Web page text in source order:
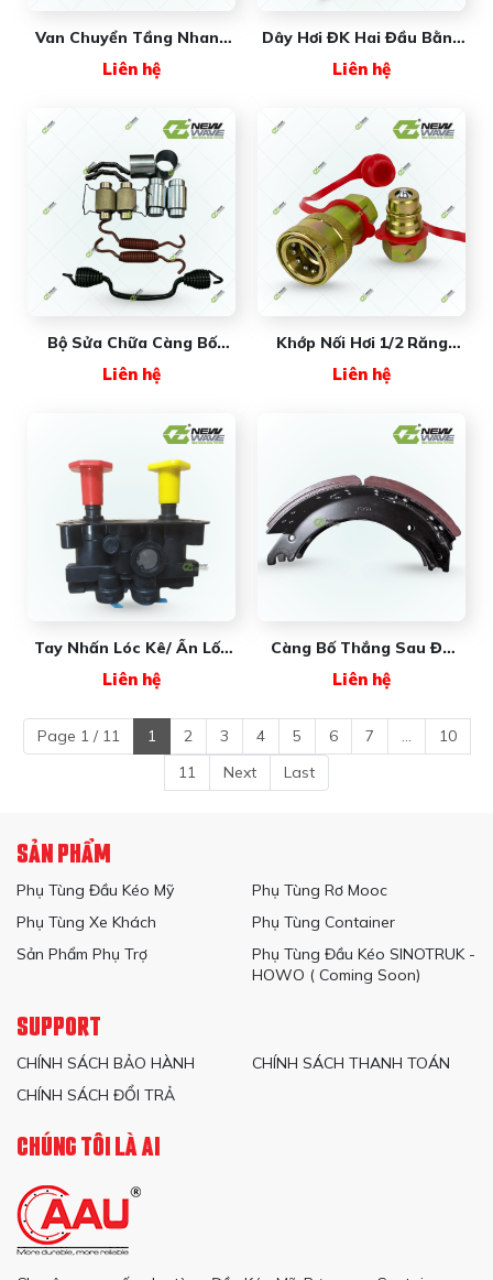
Van Chuyển Tầng Nhanh
New Wave Premium
Liên hệ
Dây Hơi ĐK Hai Đầu Bằng
Liên hệ
Bộ Sửa Chữa Càng Bố
Wave
Liên hệ
Khớp Nối Hơi 1/2 Răng
Liên hệ
Tay Nhấn Lóc Kê/ Ấn Lốc
(không Co Nối)
Liên hệ
Càng Bố Thắng Sau ĐK
Liên hệ
Page 1 / 11 1 2 3 4 5 6 7 ...
10
11
Next Last
SẢN PHẨM
Phụ Tùng Đầu Kéo Mỹ
Phụ Tùng Rơ Mooc
Phụ Tùng Xe Khách
Phụ Tùng Container
Sản Phẩm Phụ Trợ
Phụ Tùng Đầu Kéo SINOTRUK -
HOWO ( Coming Soon)
SUPPORT
CHÍNH SÁCH BẢO HÀNH
CHÍNH SÁCH THANH TOÁN
CHÍNH SÁCH ĐỔI TRẢ
CHÚNG TÔI LÀ AI